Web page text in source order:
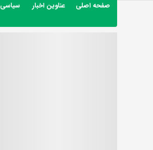
صفحه اصلی عناوین اخبار سیاسی